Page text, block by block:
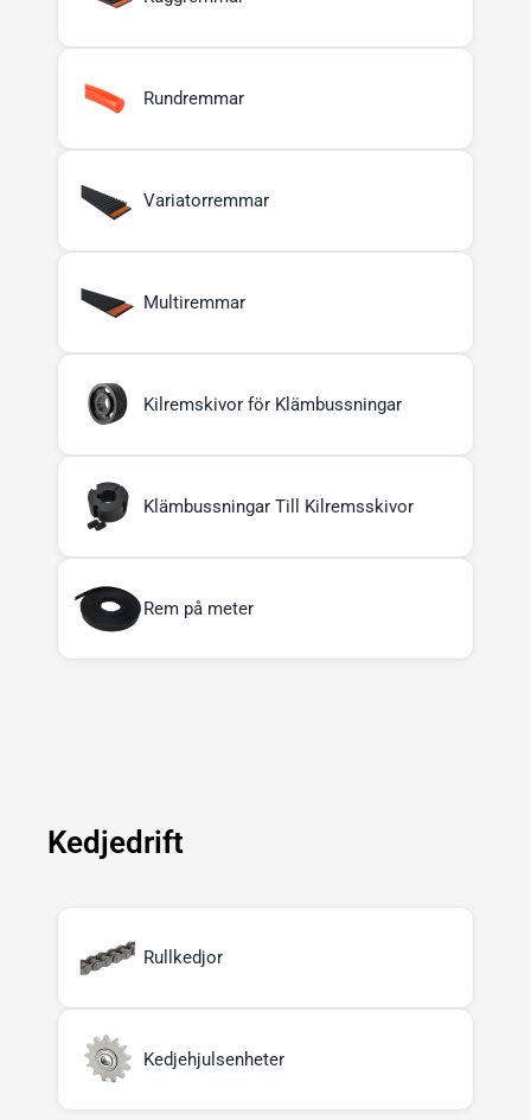
Rundremmar
Variatorremmar
Multiremmar
Kilremskivor för Klämbussningar
Klämbussningar Till Kilremsskivor
Rem på meter
Kedjedrift
Rullkedjor
Kedjehjulsenheter